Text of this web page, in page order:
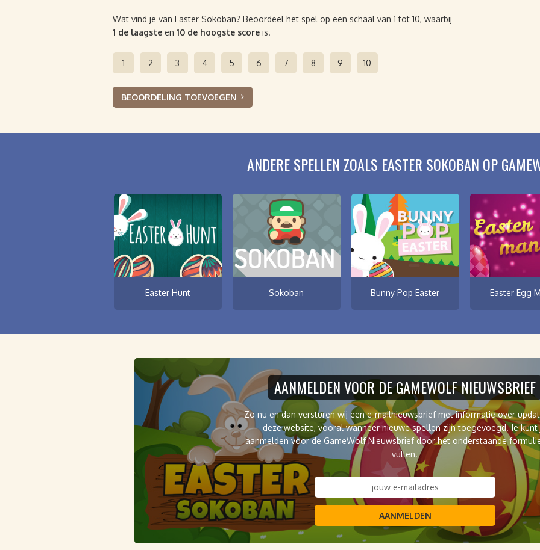
Wat vind je van Easter Sokoban? Beoordeel het spel op een schaal van 1 tot 10, waarbij
1 de laagste en 10 de hoogste score is.
1 2 3 4 5 6 7 8 9 10
BEOORDELING TOEVOEGEN
ANDERE SPELLEN ZOALS EASTER SOKOBAN OP
Easter Hunt Sokoban Bunny Pop Easter Easter Egg
AANMELDEN VOOR DE GAMEWOLF NIEUWSBRIEF
Zo nu en dan versturen wij een e-mailnieuwsbrief met informatie over
deze website, vooral wanneer nieuwe spellen zijn toegevoegd. Je kunt
aanmelden voor de GameWolf Nieuwsbrief door het onderstaande
vullen.
AANMELDEN